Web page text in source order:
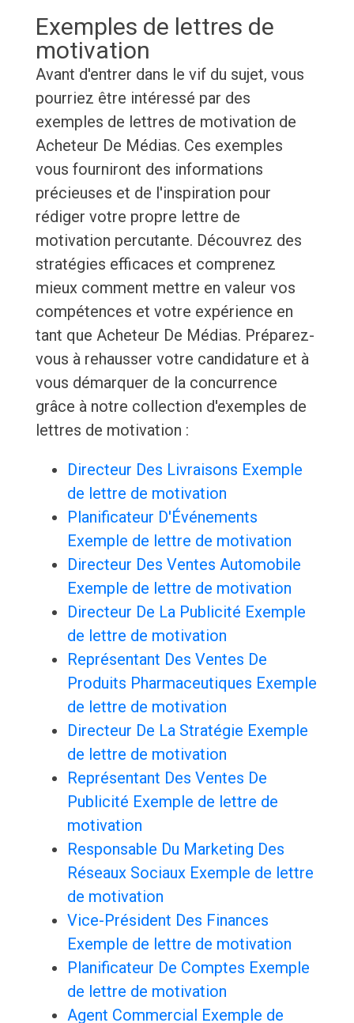
Exemples de lettres de
motivation
Avant d'entrer dans le vif du sujet, vous
pourriez être intéressé par des
exemples de lettres de motivation de
Acheteur De Médias. Ces exemples
vous fourniront des informations
précieuses et de l'inspiration pour
rédiger votre propre lettre de
motivation percutante. Découvrez des
stratégies efficaces et comprenez
mieux comment mettre en valeur vos
compétences et votre expérience en
tant que Acheteur De Médias. Préparez-
vous à rehausser votre candidature et à
vous démarquer de la concurrence
grâce à notre collection d'exemples de
lettres de motivation :
Directeur Des Livraisons Exemple
de lettre de motivation
Planificateur D'Événements
Exemple de lettre de motivation
Directeur Des Ventes Automobile
Exemple de lettre de motivation
Directeur De La Publicité Exemple
de lettre de motivation
Représentant Des Ventes De
Produits Pharmaceutiques Exemple
de lettre de motivation
Directeur De La Stratégie Exemple
de lettre de motivation
Représentant Des Ventes De
Publicité Exemple de lettre de
motivation
Responsable Du Marketing Des
Réseaux Sociaux Exemple de lettre
de motivation
Vice-Président Des Finances
Exemple de lettre de motivation
Planificateur De Comptes Exemple
de lettre de motivation
Agent Commercial Exemple de